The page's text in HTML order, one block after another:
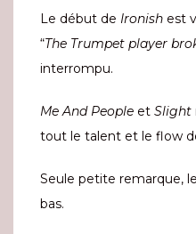
Le début de Ironish est
“The Trumpet player
interrompu.
Me And People et Slight
tout le talent et le flow
Seule petite remarque,
bas.